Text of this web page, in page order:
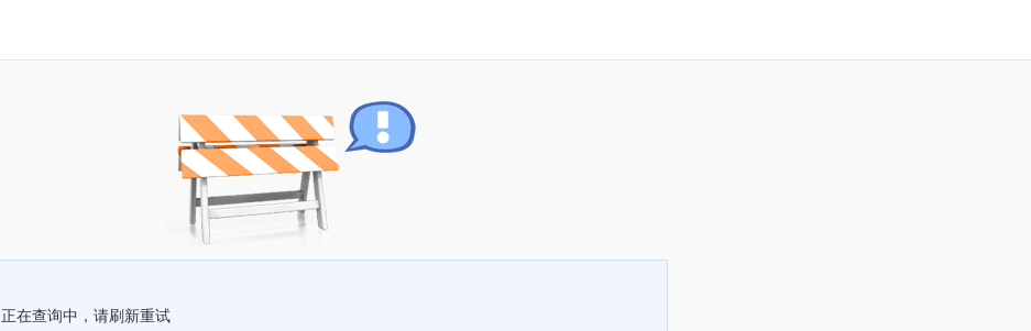
正在查询中，请刷新重试